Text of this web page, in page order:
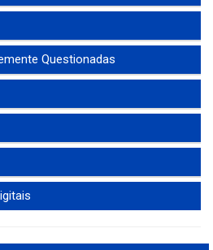
Questionadas